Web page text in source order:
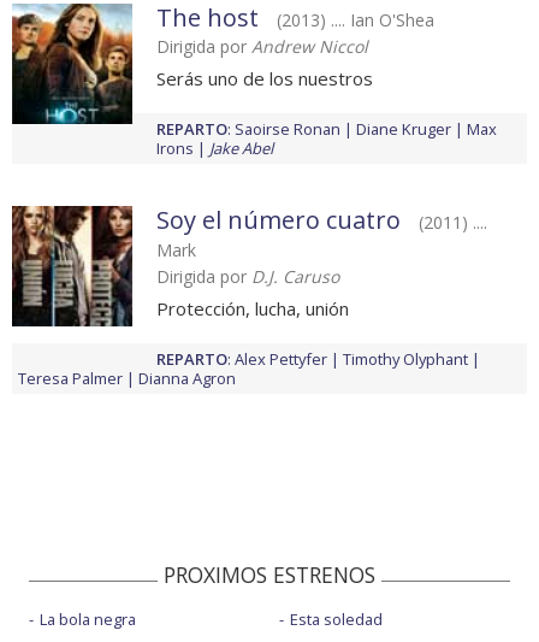
The host
(2013) .... Ian O'Shea
Dirigida por Andrew Niccol
Serás uno de los nuestros
REPARTO: Saoirse Ronan Diane Kruger
Max
Irons
Jake Abel
Soy el número cuatro
(2011) ....
Mark
Dirigida por D.J. Caruso
Protección, lucha, unión
REPARTO: Alex Pettyfer
Timothy Olyphant
Teresa Palmer
Dianna Agron
PROXIMOS ESTRENOS
La bola negra
Esta soledad